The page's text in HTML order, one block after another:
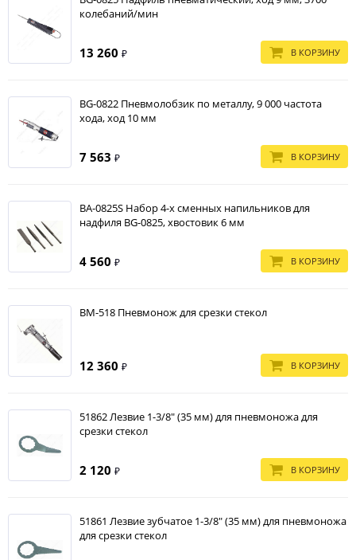
колебаний/мин
13 260 ₽ В КОРЗИНУ
BG-0822 Пневмолобзик по металлу, 9 000 частота
хода, ход 10 мм
7 563 ₽ В КОРЗИНУ
BA-0825S Набор 4-х сменных напильников для
надфиля BG-0825, хвостовик 6 мм
4 560 ₽ В КОРЗИНУ
BM-518 Пневмонож для срезки стекол
12 360 ₽ В КОРЗИНУ
51862 Лезвие 1-3/8" (35 мм) для пневмоножа для
срезки стекол
2 120 ₽ В КОРЗИНУ
51861 Лезвие зубчатое 1-3/8" (35 мм) для пневмоножа
для срезки стекол